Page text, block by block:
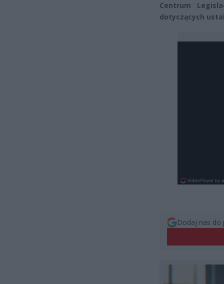
Centrum
dotyczących
Dodaj nas do